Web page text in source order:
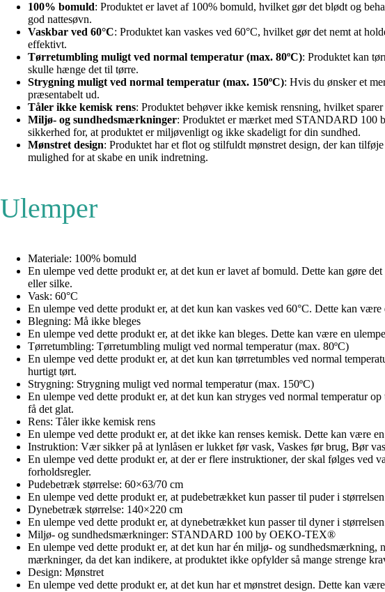
100% bomuld: Produktet er lavet af 100% bomuld, hvilket gør det blødt og
god nattesøvn.
Vaskbar ved 60°C: Produktet kan vaskes ved 60°C, hvilket gør det nemt at
effektivt.
Tørretumbling muligt ved normal temperatur (max. 80ºC): Produktet kan
skulle hænge det til tørre.
Strygning muligt ved normal temperatur (max. 150ºC): Hvis du ønsker et
præsentabelt ud.
Tåler ikke kemisk rens: Produktet behøver ikke kemisk rensning, hvilket
Miljø- og sundhedsmærkninger: Produktet er mærket med STANDARD 100
sikkerhed for, at produktet er miljøvenligt og ikke skadeligt for din sundhed.
Mønstret design: Produktet har et flot og stilfuldt mønstret design, der kan
mulighed for at skabe en unik indretning.
Ulemper
Materiale: 100% bomuld
En ulempe ved dette produkt er, at det kun er lavet af bomuld. Dette kan gøre
eller silke.
Vask: 60°C
En ulempe ved dette produkt er, at det kun kan vaskes ved 60°C. Dette kan
Blegning: Må ikke bleges
En ulempe ved dette produkt er, at det ikke kan bleges. Dette kan være en
Tørretumbling: Tørretumbling muligt ved normal temperatur (max. 80ºC)
En ulempe ved dette produkt er, at det kun kan tørretumbles ved normal
hurtigt tørt.
Strygning: Strygning muligt ved normal temperatur (max. 150ºC)
En ulempe ved dette produkt er, at det kun kan stryges ved normal temperatur
få det glat.
Rens: Tåler ikke kemisk rens
En ulempe ved dette produkt er, at det ikke kan renses kemisk. Dette kan være
Instruktion: Vær sikker på at lynlåsen er lukket før vask, Vaskes før brug, Bør
En ulempe ved dette produkt er, at der er flere instruktioner, der skal følges
forholdsregler.
Pudebetræk størrelse: 60×63/70 cm
En ulempe ved dette produkt er, at pudebetrækket kun passer til puder i
Dynebetræk størrelse: 140×220 cm
En ulempe ved dette produkt er, at dynebetrækket kun passer til dyner i
Miljø- og sundhedsmærkninger: STANDARD 100 by OEKO-TEX®
En ulempe ved dette produkt er, at det kun har én miljø- og
mærkninger, da det kan indikere, at produktet ikke opfylder så mange strenge
Design: Mønstret
En ulempe ved dette produkt er, at det kun har et mønstret design. Dette kan